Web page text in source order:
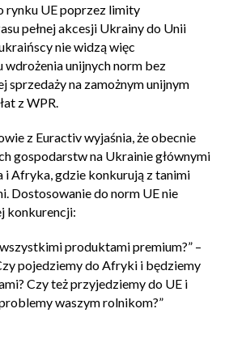
rynku UE poprzez limity
pełnej akcesji Ukrainy do Unii
nie widzą więc
wdrożenia unijnych norm bez
sprzedaży na zamożnym unijnym
z WPR.
z Euractiv wyjaśnia, że obecnie
gospodarstw na Ukrainie głównymi
i Afryka, gdzie konkurują z tanimi
Dostosowanie do norm UE nie
konkurencji:
produktami premium?” –
pojedziemy do Afryki i będziemy
Czy też przyjedziemy do UE i
waszym rolnikom?”